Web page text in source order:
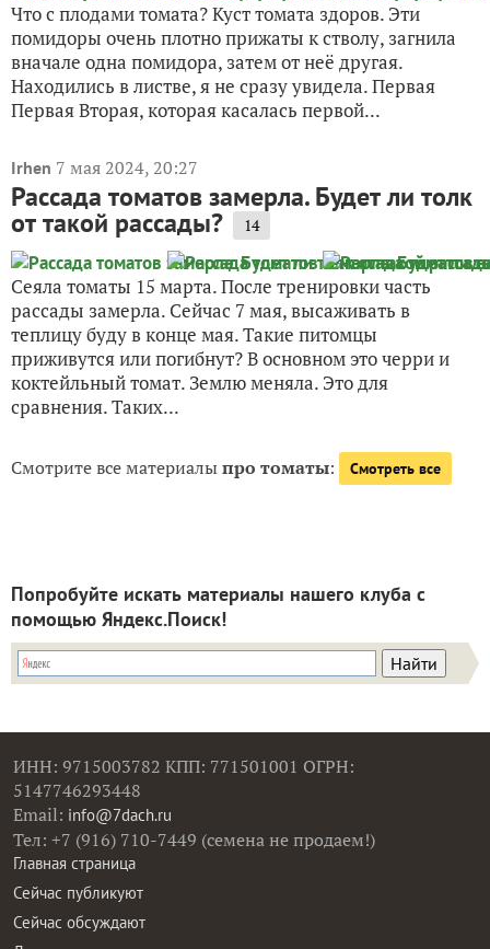
Что с плодами томата? Куст томата здоров. Эти
помидоры очень плотно прижаты к стволу, загнила
вначале одна помидора, затем от неё другая.
Находились в листве, я не сразу увидела. Первая
Первая Вторая, которая касалась первой...
Irhen 7 мая 2024, 20:27
Рассада томатов замерла. Будет ли толк
от такой рассады? 14
Сеяла томаты 15 марта. После тренировки часть
рассады замерла. Сейчас 7 мая, высаживать в
теплицу буду в конце мая. Такие питомцы
приживутся или погибнут? В основном это черри и
коктейльный томат. Землю меняла. Это для
сравнения. Таких...
Смотрите все материалыпро томаты: Смотреть все
Попробуйте искать материалы нашего клуба с
помощью Яндекс.Поиск!
ИНН: 9715003782 КПП: 771501001 ОГРН:
5147746293448
Email: info@7dach.ru
Тел: +7 (916) 710-7449 (семена не продаем!)
Главная страница
Сейчас публикуют
Сейчас обсуждают